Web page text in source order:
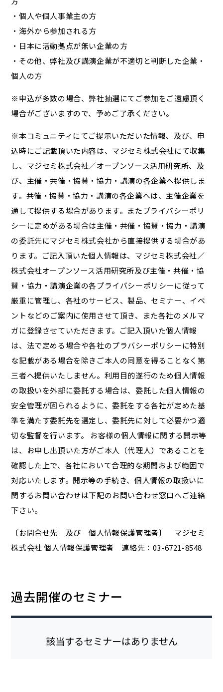
・個人や個人事業主の方
・海外から参加される方
・日本に活動拠点が無い企業の方
・その他、弊社及び講演企業が不適切と判断した企業・
個人の方
※申込が多数の場合、弊社抽選にてご参加をご遠慮頂く
場合がございますので、予めご了承ください。
※本コミュニティにてご提示いただいた情報、及び、申
込時にご記載頂いた内容は、マジセミ株式会社にて収集
し、マジセミ株式会社／オープンソース活用研究所、及
び、主催・共催・協賛・協力・講演の各企業へ提供しま
す。共催・協賛・協力・講演の各企業へは、主催企業を
通して提供する場合があります。またプライバシーポリ
シーに定めがある場合は主催・共催・協賛・協力・講演
の委託先にマジセミ株式会社から直接提供する場合があ
ります。ご記入頂いた個人情報は、マジセミ株式会社／
株式会社オープンソース活用研究所及び主催・共催・協
賛・協力・講演企業の各プライバシーポリシーに従って
厳重に管理し、各社のサービス、製品、セミナー、イベ
ントなどのご案内に使用させて頂き、また各社のメルマ
ガに登録させていただきます。ご記入頂いた個人情報
は、法で定める場合や各社のプラバシーポリシーに特別
な記載がある場合を除きご本人の同意を得ることなく第
三者へ提供いたしません。利用目的遂行のため個人情報
の取扱いを外部に委託する場合は、委託した個人情報の
安全管理が図られるように、委託をする各社が定めた基
準を満たす委託先を選定し、委託先に対して必要かつ適
切な監督を行います。 お客様の個人情報に関する開示等
は、お申し出頂いた方がご本人（代理人）であることを
確認した上で、各社において合理的な期間および範囲で
対応いたします。開示等の手続き、個人情報の取扱いに
関するお問い合わせは下記のお問い合わせ窓口へご連絡
下さい。
〔お問合せ先 及び 個人情報保護管理者〕 マジセミ
株式会社 個人情報保護管理者 連絡先：03-6721-8548
過去開催のセミナー
該当するセミナーはありません